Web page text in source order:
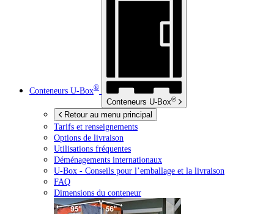
Conteneurs U-Box®
Conteneurs U-Box®
Retour au menu principal
Tarifs et renseignements
Options de livraison
Utilisations fréquentes
Déménagements internationaux
U-Box - Conseils pour l’emballage et la livraison
FAQ
Dimensions du conteneur